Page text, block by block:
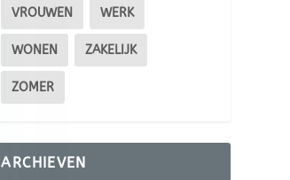
VROUWEN WERK
WONEN ZAKELIJK
ZOMER
ARCHIEVEN